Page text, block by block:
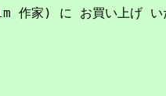
作家) に お買い上げ い